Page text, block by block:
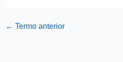
← Termo anterior